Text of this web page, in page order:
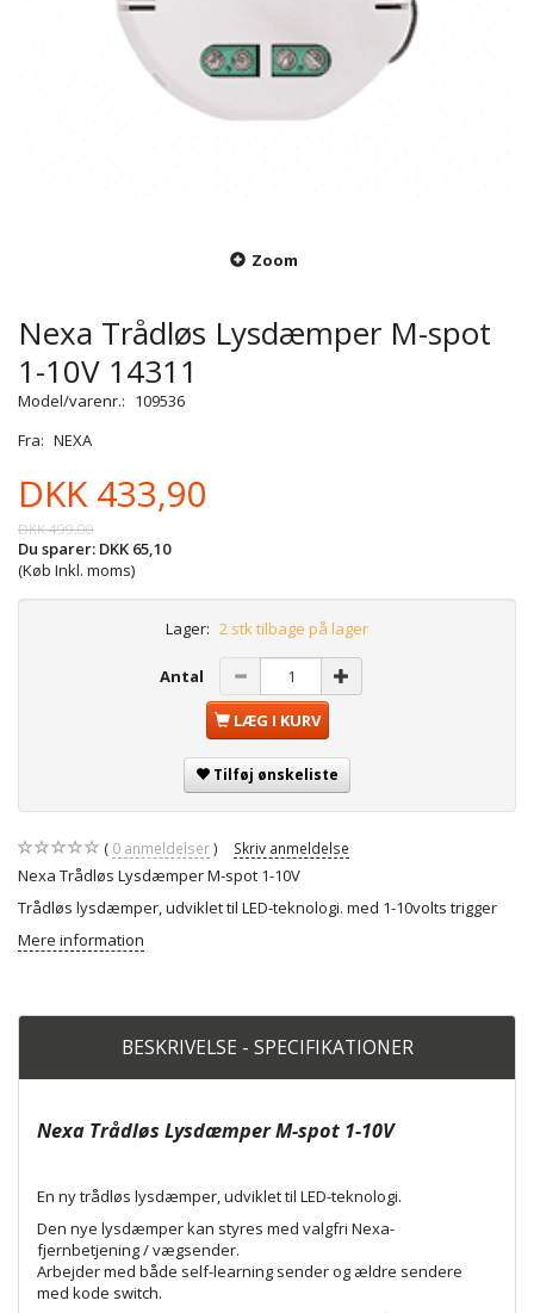
Zoom
Nexa Trådløs Lysdæmper M-spot
1-10V 14311
Model/varenr.: 109536
Fra: NEXA
DKK 433,90
DKK 499,00
Du sparer: DKK 65,10
(Køb Inkl. moms)
Lager: 2 stk tilbage på lager
Antal
LÆG I KURV
Tilføj ønskeliste
0 anmeldelser Skriv anmeldelse
Nexa Trådløs Lysdæmper M-spot 1-10V
Trådløs lysdæmper, udviklet til LED-teknologi. med 1-10volts trigger
Mere information
BESKRIVELSE - SPECIFIKATIONER
Nexa Trådløs Lysdæmper M-spot 1-10V
En ny trådløs lysdæmper, udviklet til LED-teknologi.
Den nye lysdæmper kan styres med valgfri Nexa-
fjernbetjening / vægsender.
Arbejder med både self-learning sender og ældre sendere
med kode switch.